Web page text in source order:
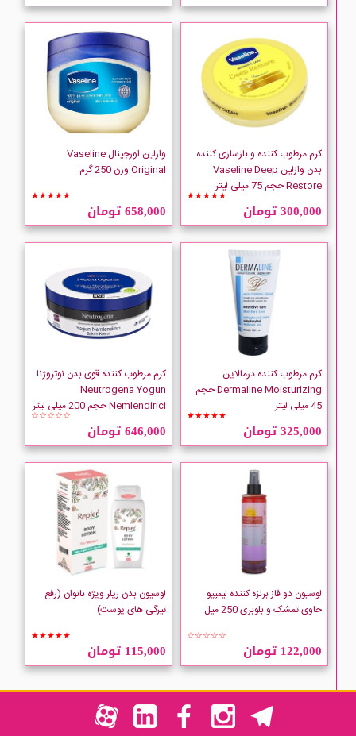
کرم مرطوب کننده و بازسازی کننده
بدن وازلین Vaseline Deep
Restore حجم 75 میلی لیتر
★★★★★
300,000 تومان
وازلین اورجینال Vaseline
Original وزن 250 گرم
★★★★★
658,000 تومان
کرم مرطوب کننده درمالاین
Dermaline Moisturizing حجم
45 میلی لیتر
★★★★★
325,000 تومان
کرم مرطوب کننده قوی بدن نوتروژنا
Neutrogena Yogun
Nemlendirici حجم 200 میلی لیتر
☆☆☆☆☆
646,000 تومان
لوسیون دو فاز برنزه کننده لیمپیو
حاوی تمشک و بلوبری 250 میل
☆☆☆☆☆
122,000 تومان
لوسیون بدن رپلر ویژه بانوان (رفع
تیرگی های پوست)
★★★★★
115,000 تومان